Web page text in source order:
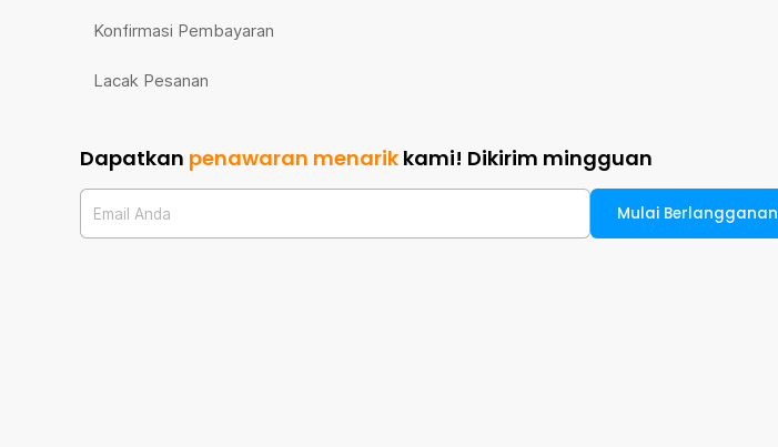
Konfirmasi Pembayaran
Lacak Pesanan
Dapatkan penawaran menarik kami! Dikirim mingguan
Email Anda Mulai Berlangganan